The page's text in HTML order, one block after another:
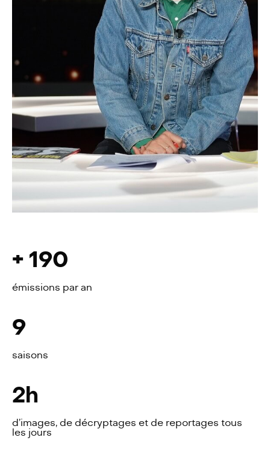
+ 190
émissions par an
9
saisons
2h
d’images, de décryptages et de reportages tous
les jours